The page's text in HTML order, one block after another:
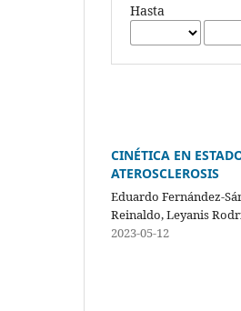
Hasta
CINÉTICA EN
ATEROSCLEROSIS
Eduardo Fernández-
Reinaldo, Leyanis
2023-05-12